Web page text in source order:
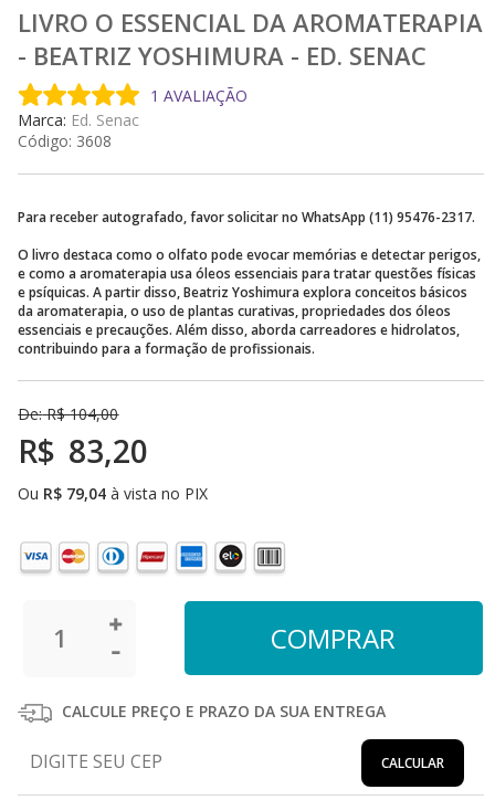
LIVRO O ESSENCIAL DA AROMATERAPIA
- BEATRIZ YOSHIMURA - ED. SENAC
1 AVALIAÇÃO
Marca: Ed. Senac
Código: 3608
Para receber autografado, favor solicitar no WhatsApp (11) 95476-2317.
O livro destaca como o olfato pode evocar memórias e detectar perigos,
e como a aromaterapia usa óleos essenciais para tratar questões físicas
e psíquicas. A partir disso, Beatriz Yoshimura explora conceitos básicos
da aromaterapia, o uso de plantas curativas, propriedades dos óleos
essenciais e precauções. Além disso, aborda carreadores e hidrolatos,
contribuindo para a formação de profissionais.
De: R$104,00
R$ 83,20
Ou R$ 79,04 à vista no PIX
CALCULE PREÇO E PRAZO DA SUA ENTREGA
CALCULAR